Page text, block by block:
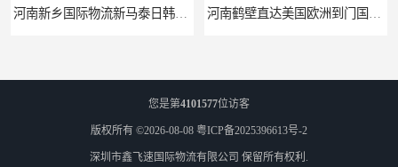
河南新乡国际物流新马泰日韩菲律宾老挝缅甸印尼柬埔寨双清包税 河南鹤壁直达美国欧洲到门国际快递药品口罩洗手液消毒水防护衣
您是第4101577位访客
版权所有 ©2026-08-08 粤ICP备2025396613号-2
深圳市鑫飞速国际物流有限公司 保留所有权利.